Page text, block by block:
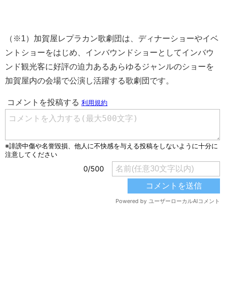
（※1）加賀屋レプラカン歌劇団は、ディナーショーやイベ
ントショーをはじめ、インバウンドショーとしてインバウ
ンド観光客に好評の迫力あるあらゆるジャンルのショーを
加賀屋内の会場で公演し活躍する歌劇団です。